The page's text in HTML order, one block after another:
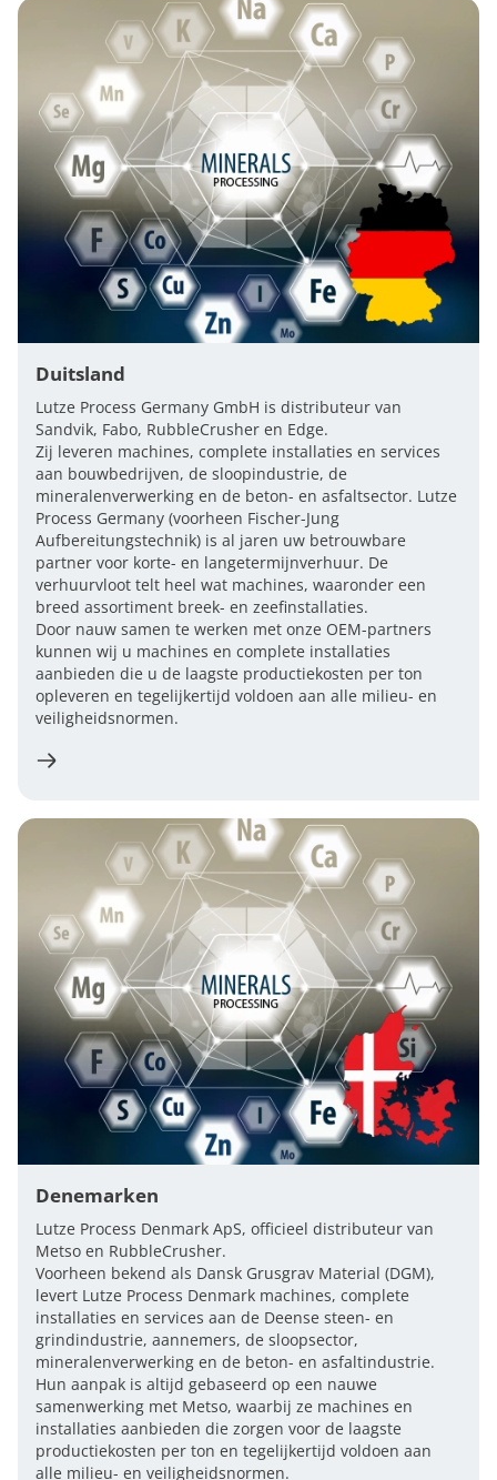
Duitsland
Lutze Process Germany GmbH is distributeur van
Sandvik, Fabo, RubbleCrusher en Edge.
Zij leveren machines, complete installaties en services
aan bouwbedrijven, de sloopindustrie, de
mineralenverwerking en de beton- en asfaltsector. Lutze
Process Germany (voorheen Fischer-Jung
Aufbereitungstechnik) is al jaren uw betrouwbare
partner voor korte- en langetermijnverhuur. De
verhuurvloot telt heel wat machines, waaronder een
breed assortiment breek- en zeefinstallaties.
Door nauw samen te werken met onze OEM-partners
kunnen wij u machines en complete installaties
aanbieden die u de laagste productiekosten per ton
opleveren en tegelijkertijd voldoen aan alle milieu- en
veiligheidsnormen.
Denemarken
Lutze Process Denmark ApS, officieel distributeur van
Metso en RubbleCrusher.
Voorheen bekend als Dansk Grusgrav Material (DGM),
levert Lutze Process Denmark machines, complete
installaties en services aan de Deense steen- en
grindindustrie, aannemers, de sloopsector,
mineralenverwerking en de beton- en asfaltindustrie.
Hun aanpak is altijd gebaseerd op een nauwe
samenwerking met Metso, waarbij ze machines en
installaties aanbieden die zorgen voor de laagste
productiekosten per ton en tegelijkertijd voldoen aan
alle milieu- en veiligheidsnormen.